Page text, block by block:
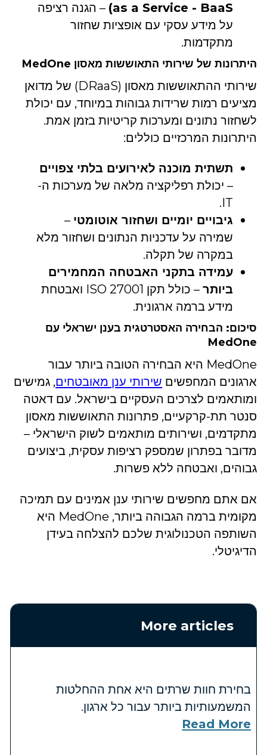
as a Service - BaaS) – הגנה רציפה
על מידע עסקי עם אופציות שחזור
מתקדמות.
היתרונות של שירותי התאוששות מאסון MedOne
שירותי ההתאוששות מאסון (DRaaS) של מדואן
מציעים רמות שרידות גבוהות במיוחד, עם יכולת
לשחזור נתונים ומערכות קריטיות בזמן אמת.
היתרונות המרכזיים כוללים:
תשתית מוכנה לאירועים בלתי צפויים
– יכולת רפליקציה מלאה של מערכות ה-
IT.
גיבויים יומיים ושחזור אוטומטי –
שמירה על עדכניות הנתונים ושחזור מלא
במקרה של תקלה.
עמידה בתקני האבטחה המחמירים
ביותר
– כולל תקן ISO 27001 ואבטחת
מידע ברמה ארגונית.
סיכום: הבחירה האסטרטגית בענן ישראלי עם
MedOne
MedOne היא הבחירה הטובה ביותר עבור
ארגונים המחפשים שירותי ענן מאובטחים, גמישים
ומותאמים לצרכים העסקיים בישראל. עם דאטה
סנטר תת-קרקעיים, פתרונות התאוששות מאסון
מתקדמים, ושירותים מותאמים לשוק הישראלי –
מדובר בפתרון שמספק רציפות עסקית, ביצועים
גבוהים, ואבטחה ללא פשרות.
אם אתם מחפשים שירותי ענן אמינים עם תמיכה
מקומית ברמה הגבוהה ביותר, MedOne היא
השותפה הטכנולוגית שלכם להצלחה בעידן
הדיגיטלי.
More articles
בחירת חוות שרתים היא אחת ההחלטות
המשמעותיות ביותר עבור כל ארגון.
Read More